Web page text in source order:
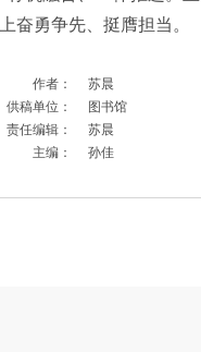
奋勇争先、挺膺担当。
作者：
苏晨
供稿单位：
图书馆
责任编辑：
苏晨
主编：
孙佳